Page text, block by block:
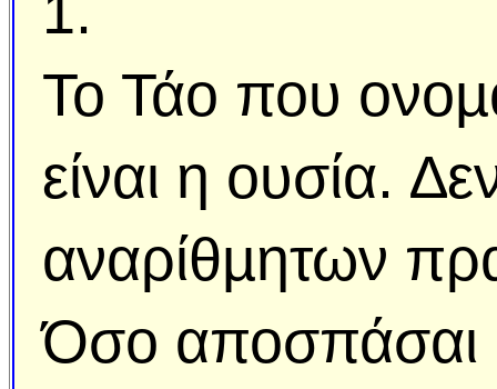
Το Τάο που
είναι η ουσία.
αναρίθµητων
Όσο αποσπάσαι